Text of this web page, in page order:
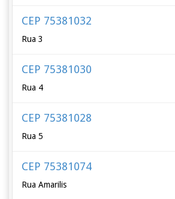
CEP 75381032
Rua 3
CEP 75381030
Rua 4
CEP 75381028
Rua 5
CEP 75381074
Rua Amarilis